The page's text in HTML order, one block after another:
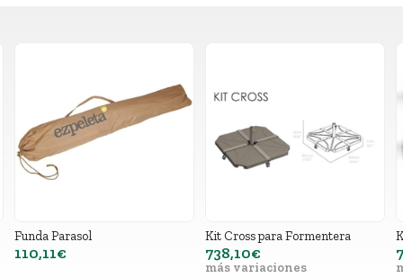
Funda Parasol
110,11€
Kit Cross para Formentera
738,10€
más variaciones